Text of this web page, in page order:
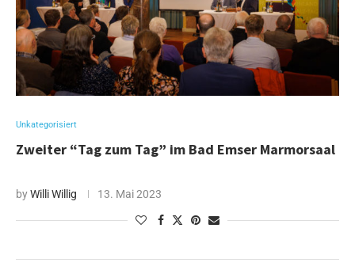
Unkategorisiert
Zweiter “Tag zum Tag” im Bad Emser Marmorsaal
byWilli Willig 13. Mai 2023